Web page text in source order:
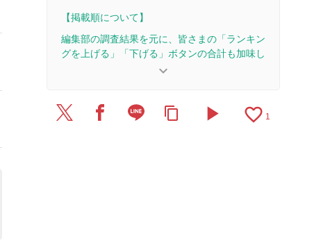
【掲載順について】
編集部の調査結果を元に、皆さまの「ランキン
グを上げる」「下げる」ボタンの合計も加味し
2021/9/12：15本のレビューを追加・更新。
keyboard_arrow_down
content_copy play_arrow favorite_border 1